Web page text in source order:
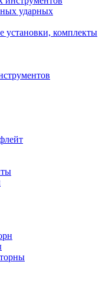
ударных
установки, комплекты